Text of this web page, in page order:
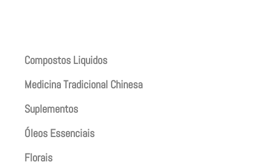
Compostos Liquidos
Medicina Tradicional Chinesa
Suplementos
Óleos Essenciais
Florais